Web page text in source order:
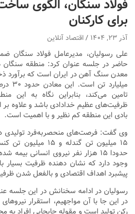
فولاد سنگان، الگوی
برای کارکنان
آذر ۲۳, ۱۴۰۴ اقتصاد آنلاین
علی رسولیان، مدیرعامل فولاد سنگان
حاضر در جلسه عنوان کرد: منطقه سنگان
معدن سنگ آهن در ایران است که برآورد
میلیارد
تامین می‌کند، بنابراین نگاه به این
ظرفیت‌های عظیم خدادادی باشد و علاوه بر
بادی این منطقه کم نظیر و با اهمیت است.
وی گفت: فرصت‌های منحصر‌به‌فرد تولیدی
۱۵ میلیون تن گندله و
حدودا ۱۵ هزار نفر نیروی انسانی
وجود دارد که نشان دهنده ظرفیت بسیار
پیشبرد اهداف اقتصادی و بالفعل شدن
رسولیان در ادامه سخنانش در این جلسه
در این جا با آن مواجهیم، استقرار
رکن تولید است و مقوله جابجایی افراد به